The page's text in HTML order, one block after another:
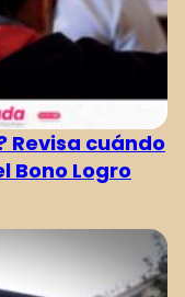
Revisa cuándo
Bono Logro